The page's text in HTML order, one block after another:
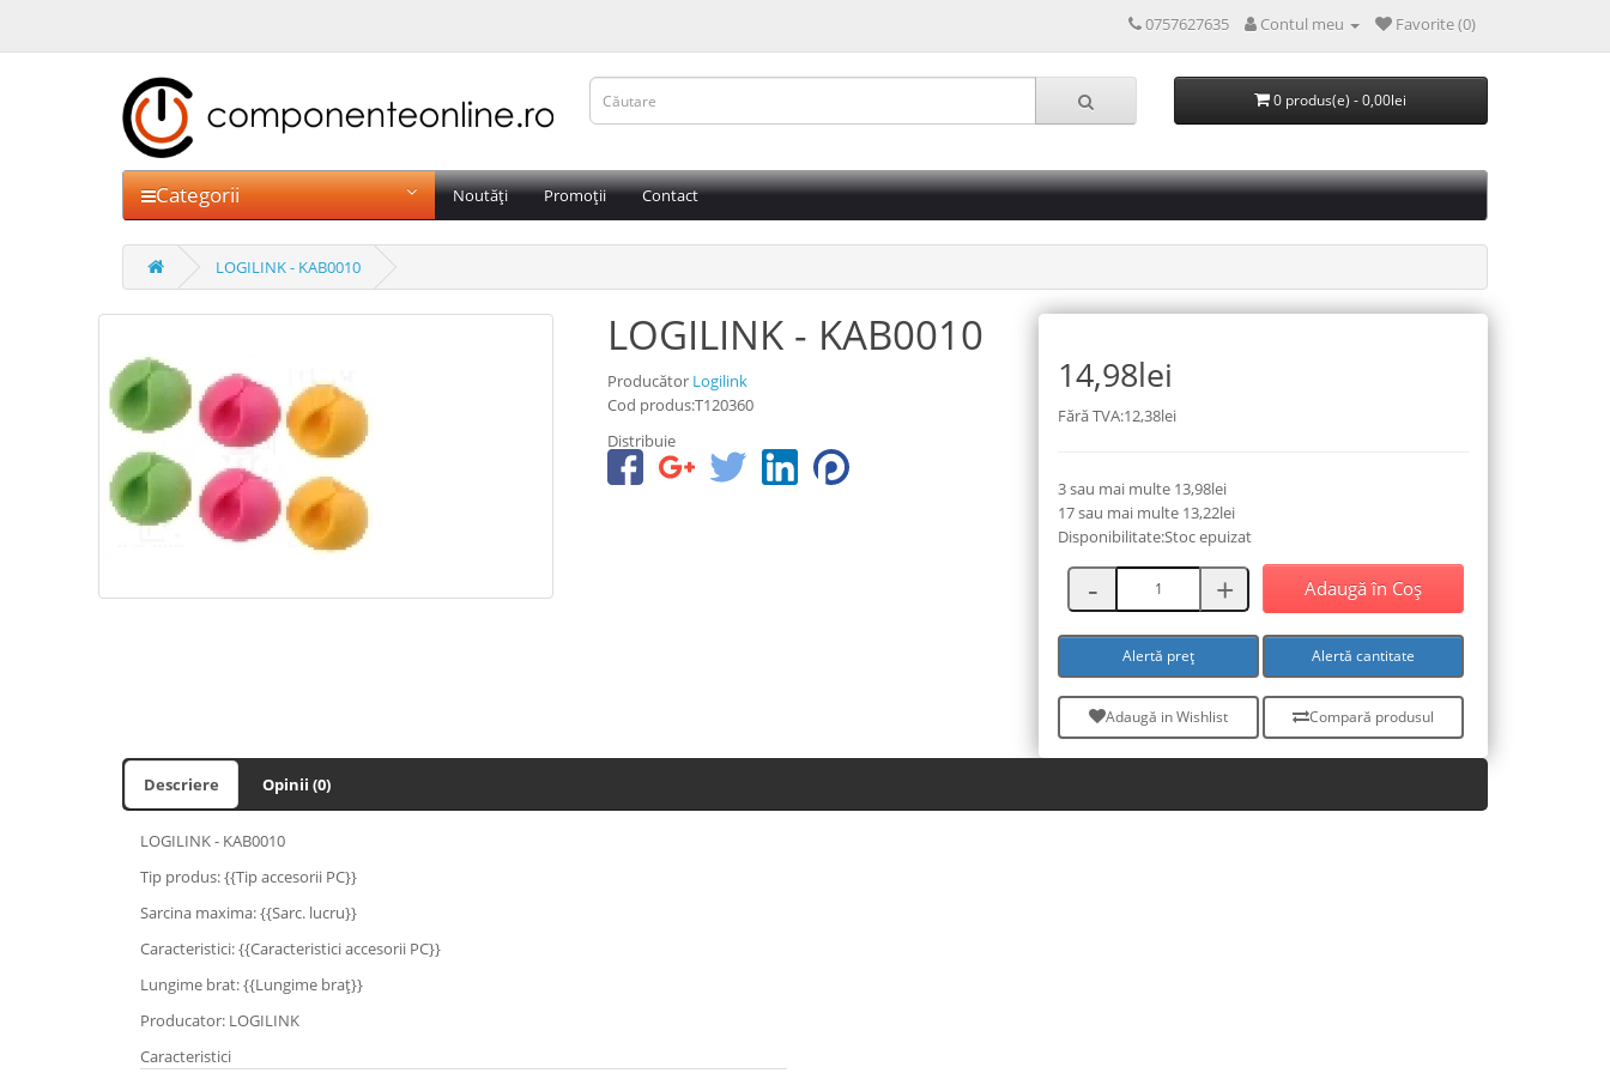
0757627635 Contul meu Favorite (0)
0 produs(e) - 0,00lei
Categorii Noutăți Promoții Contact
LOGILINK - KAB0010
LOGILINK - KAB0010
Producător Logilink
Cod produs:T120360
Distribuie
14,98lei
Fără TVA:12,38lei
3 sau mai multe 13,98lei
17 sau mai multe 13,22lei
Disponibilitate:Stoc epuizat
Adaugă în Coş
Alertă preț Alertă cantitate
Adaugă in Wishlist Compară produsul
Descriere Opinii (0)
LOGILINK - KAB0010
Tip produs: {{Tip accesorii PC}}
Sarcina maxima: {{Sarc. lucru}}
Caracteristici: {{Caracteristici accesorii PC}}
Lungime brat: {{Lungime braţ}}
Producator: LOGILINK
Caracteristici